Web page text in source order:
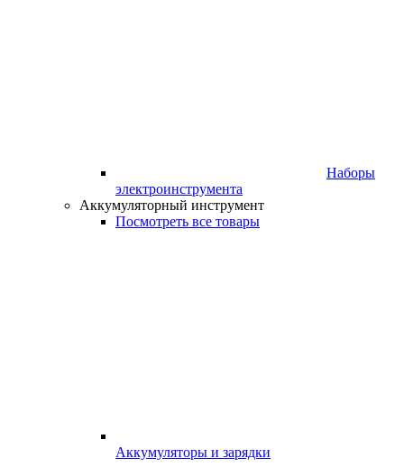
Наборы
электроинструмента
Аккумуляторный инструмент
Посмотреть все товары
Аккумуляторы и зарядки